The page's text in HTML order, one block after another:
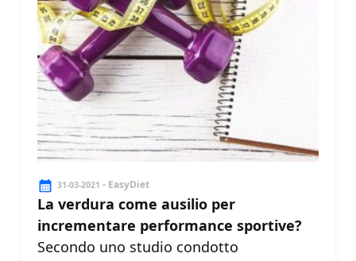
31-03-2021 - EasyDiet
La verdura come ausilio per
incrementare performance sportive?
Secondo uno studio condotto